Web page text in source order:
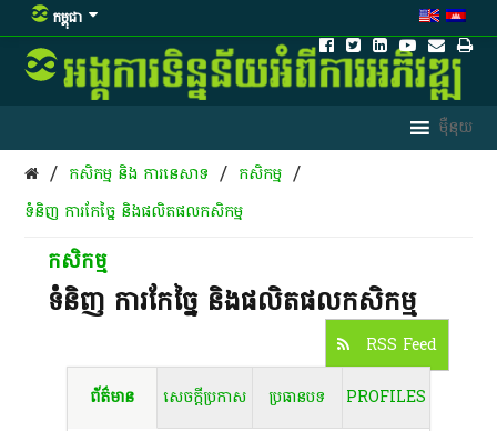
កម្ពុជា
/ កសិកម្ម​ និង​ ការ​នេ​សាទ​ / កសិកម្ម /
ទំនិញ ការកែច្នៃ និងផលិតផលកសិកម្ម
កសិកម្ម
ទំនិញ ការកែច្នៃ និងផលិតផលកសិកម្ម
RSS Feed
ព័ត៌មាន
សេចក្តីប្រកាស ប្រធានបទ PROFILES